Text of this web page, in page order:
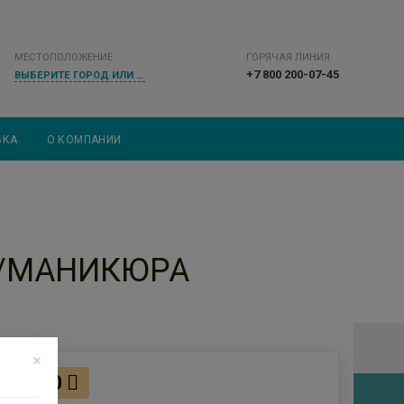
МЕСТОПОЛОЖЕНИЕ
ВЫБЕРИТЕ ГОРОД ИЛИ НАСЕЛЕННЫЙ ПУНКТ
ГОРЯЧАЯ ЛИНИЯ
+7 800 200-07-45
О КОМПАНИИ
МАНИКЮРА
220